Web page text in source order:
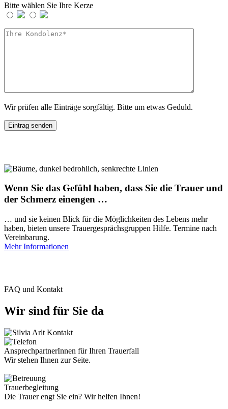
Bitte wählen Sie Ihre Kerze
Wir prüfen alle Einträge sorgfältig. Bitte um etwas Geduld.
Wenn Sie das Gefühl haben, dass Sie die Trauer und
der Schmerz einengen …
… und sie keinen Blick für die Möglichkeiten des Lebens mehr
haben, bieten unsere Trauergesprächsgruppen Hilfe. Termine nach
Vereinbarung.
Mehr Informationen
FAQ und Kontakt
Wir sind für Sie da
AnsprechpartnerInnen für Ihren Trauerfall
Wir stehen Ihnen zur Seite.
Trauerbegleitung
Die Trauer engt Sie ein? Wir helfen Ihnen!